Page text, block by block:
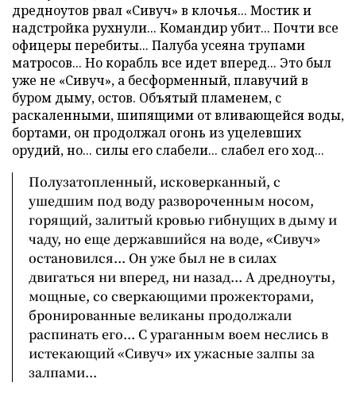
дредноутов рвал «Сивуч» в клочья... Мостик и
надстройка рухнули... Командир убит... Почти все
офицеры перебиты... Палуба усеяна трупами
матросов... Но корабль все идет вперед... Это был
уже не «Сивуч», а бесформенный, плавучий в
буром дыму, остов. Объятый пламенем, с
раскаленными, шипящими от вливающейся воды,
бортами, он продолжал огонь из уцелевших
орудий, но... силы его слабели... слабел его ход...
Полузатопленный, исковерканный, с
ушедшим под воду развороченным носом,
горящий, залитый кровью гибнущих в дыму и
чаду, но еще державшийся на воде, «Сивуч»
остановился... Он уже был не в силах
двигаться ни вперед, ни назад... А дредноуты,
мощные, со сверкающими прожекторами,
бронированные великаны продолжали
распинать его... С ураганным воем неслись в
истекающий «Сивуч» их ужасные залпы за
залпами...